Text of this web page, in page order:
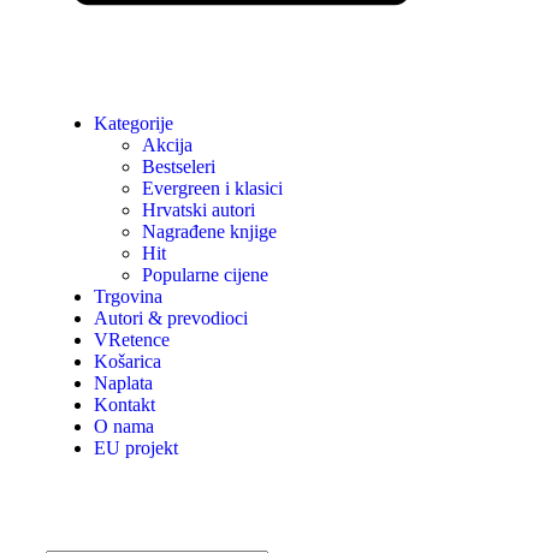
Kategorije
Akcija
Bestseleri
Evergreen i klasici
Hrvatski autori
Nagrađene knjige
Hit
Popularne cijene
Trgovina
Autori & prevodioci
VRetence
Košarica
Naplata
Kontakt
O nama
EU projekt